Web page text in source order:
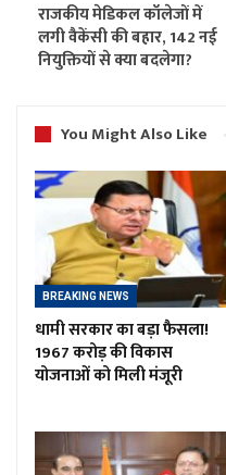
राजकीय मेडिकल कॉलेजों में
लगी वैकेंसी की बहार, 142 नई
नियुक्तियों से क्या बदलेगा?
You Might Also Like
BREAKING NEWS
धामी सरकार का बड़ा फैसला!
1967 करोड़ की विकास
योजनाओं को मिली मंजूरी